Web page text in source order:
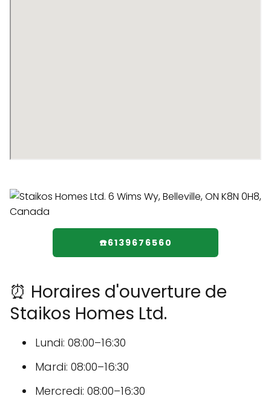
☎️6139676560
⏰ Horaires d'ouverture de
Staikos Homes Ltd.
Lundi: 08:00–16:30
Mardi: 08:00–16:30
Mercredi: 08:00–16:30